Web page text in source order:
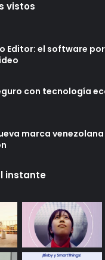
vistos
Editor: el software
con tecnología
marca
instante